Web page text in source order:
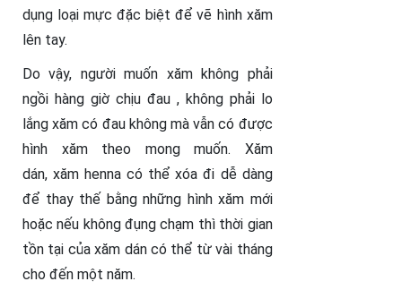
dụng loại mực đặc biệt để vẽ hình xăm
lên tay.
Do vậy, người muốn xăm không phải
ngồi hàng giờ chịu đau , không phải lo
lắng xăm có đau không mà vẫn có được
hình xăm theo mong muốn. Xăm
dán, xăm henna có thể xóa đi dễ dàng
để thay thế bằng những hình xăm mới
hoặc nếu không đụng chạm thì thời gian
tồn tại của xăm dán có thể từ vài tháng
cho đến một năm.